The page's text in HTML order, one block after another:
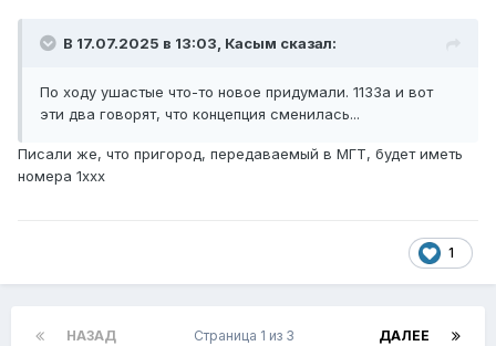
В 17.07.2025 в 13:03, Касым сказал:
По ходу ушастые что-то новое придумали. 1133а и вот
эти два говорят, что концепция сменилась...
Писали же, что пригород, передаваемый в МГТ, будет иметь
номера 1ххх
1
НАЗАД ДАЛЕЕ
Страница 1 из 3